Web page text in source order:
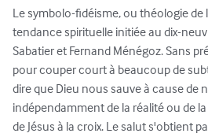
Le symbolo-fidéisme, ou théologie de
tendance spirituelle initiée au dix-
Sabatier et Fernand Ménégoz. Sans
pour couper court à beaucoup de
dire que Dieu nous sauve à cause de
indépendamment de la réalité ou de
de Jésus à la croix. Le salut s'obtient